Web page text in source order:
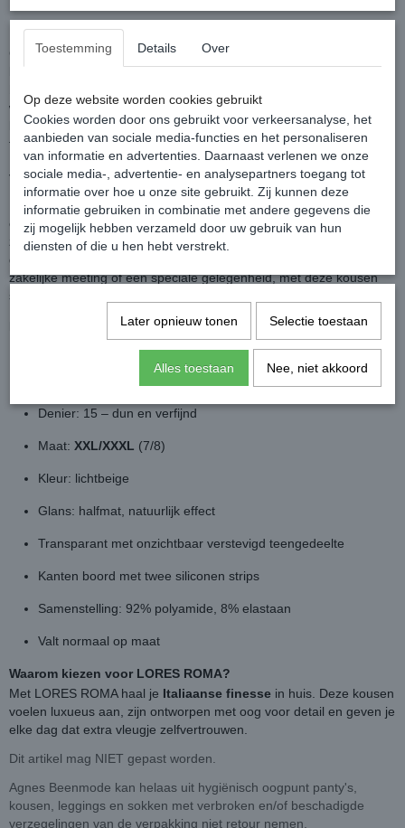
Luxe Italiaanse Lycra voor Stijlvolle Dames
Gemaakt van92% polyamide en 8% elastaan
kousen optimale rekbaarheid en langdurig comfort. Dekanten
waardoor de kousen elegant en vrouwelijk ogen. Met de
ROMA hold-up kousenXXL/XXXLvoeg je een vleugje Italiaanse
finesse toe aan je garderobe.
Veelzijdig en Tijdloos – Perfect voor Elke Outfit
DeLORES ROMA hold-up kousen XXL/XXXLzijn eenvoudig te
combineren met rokken, jurken of zakelijke outfits. Ze passen bij
zowel casual als formele kleding en zijn geschikt voor alle
gelegenheden. Of je nu kiest voor een romantische avond, een
zakelijke meeting of een speciale gelegenheid, met deze kousen
straal je altijd stijl en zelfvertrouwen uit.
Italiaanse garens van topkwaliteit
Denier: 15 – dun en verfijnd
Maat: XXL/XXXL (7/8)
Kleur: lichtbeige
Glans: halfmat, natuurlijk effect
Transparant met onzichtbaar verstevigd teengedeelte
Kanten boord met twee siliconen strips
Samenstelling: 92% polyamide, 8% elastaan
Valt normaal op maat
Waarom kiezen voor LORES ROMA?
Met LORES ROMA haal je Italiaanse finesse in huis. Deze kousen
voelen luxueus aan, zijn ontworpen met oog voor detail en geven je
elke dag dat extra vleugje zelfvertrouwen.
Dit artikel mag NIET gepast worden.
Agnes Beenmode kan helaas uit hygiënisch oogpunt panty's,
kousen, leggings en sokken met verbroken en/of beschadigde
verzegelingen van de verpakking niet retour nemen.
Toestemming Details Over
Op deze website worden cookies gebruikt
Cookies worden door ons gebruikt voor verkeersanalyse, het
aanbieden van sociale media-functies en het personaliseren
van informatie en advertenties. Daarnaast verlenen we onze
sociale media-, advertentie- en analysepartners toegang tot
informatie over hoe u onze site gebruikt. Zij kunnen deze
informatie gebruiken in combinatie met andere gegevens die
zij mogelijk hebben verzameld door uw gebruik van hun
diensten of die u hen hebt verstrekt.
Later opnieuw tonen Selectie toestaan
Alles toestaan Nee, niet akkoord